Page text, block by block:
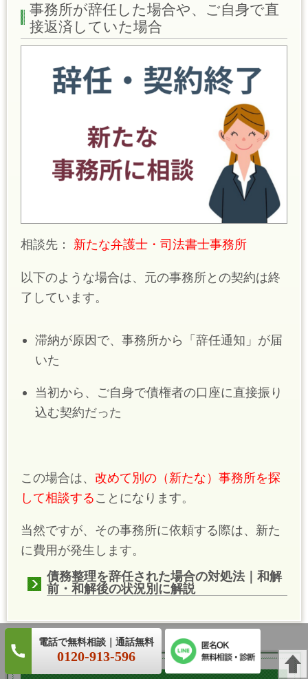
0120-913-596
事務所が辞任した場合や、ご自身で直
接返済していた場合
相談先： 新たな弁護士・司法書士事務所
以下のような場合は、元の事務所との契約は終
了しています。
滞納が原因で、事務所から「辞任通知」が届
いた
当初から、ご自身で債権者の口座に直接振り
込む契約だった
この場合は、 改めて別の（新たな）事務所を探
して相談することになります。
当然ですが、その事務所に依頼する際は、新た
に費用が発生します。
債務整理を辞任された場合の対処法｜和解
前・和解後の状況別に解説